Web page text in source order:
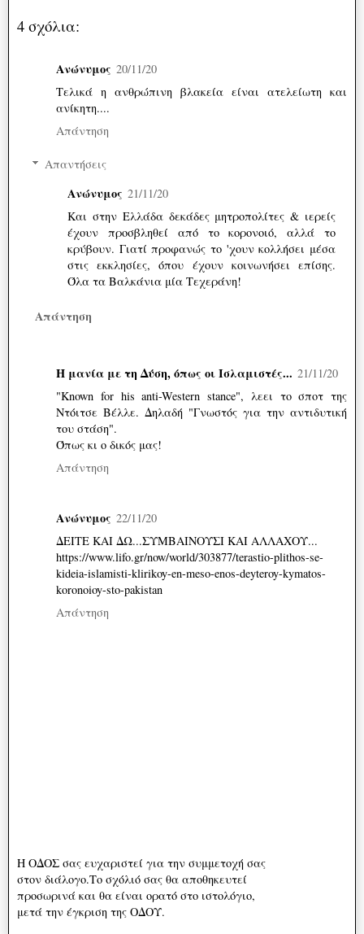
4 σχόλια:
Ανώνυμος 20/11/20
Τελικά η ανθρώπινη βλακεία είναι ατελείωτη και
ανίκητη....
Απάντηση
Απαντήσεις
Ανώνυμος 21/11/20
Και στην Ελλάδα δεκάδες μητροπολίτες & ιερείς
έχουν προσβληθεί από το κορονοιό, αλλά το
κρύβουν. Γιατί προφανώς το 'χουν κολλήσει μέσα
στις εκκλησίες, όπου έχουν κοινωνήσει επίσης.
Όλα τα Βαλκάνια μία Τεχεράνη!
Απάντηση
Η μανία με τη Δύση, όπως οι Ισλαμιστές... 21/11/20
"Known for his anti-Western stance", λεει το σποτ της
Ντόιτσε Βέλλε. Δηλαδή "Γνωστός για την αντιδυτική
του στάση".
Όπως κι ο δικός μας!
Απάντηση
Ανώνυμος 22/11/20
ΔΕΙΤΕ ΚΑΙ ΔΩ...ΣΥΜΒΑΙΝΟΥΣΙ ΚΑΙ ΑΛΛΑΧΟΥ...
https://www.lifo.gr/now/world/303877/terastio-plithos-se-
kideia-islamisti-klirikoy-en-meso-enos-deyteroy-kymatos-
koronoioy-sto-pakistan
Απάντηση
Η ΟΔΟΣ σας ευχαριστεί για την συμμετοχή σας
στον διάλογο.Το σχόλιό σας θα αποθηκευτεί
προσωρινά και θα είναι ορατό στο ιστολόγιο,
μετά την έγκριση της ΟΔΟΥ.